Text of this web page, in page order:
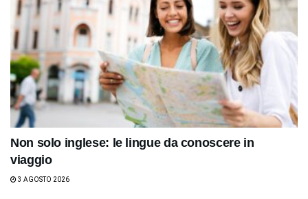
Non solo inglese: le lingue da conoscere in
viaggio
3 AGOSTO 2026